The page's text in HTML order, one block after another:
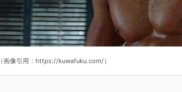
（画像引用：https://kuwafuku.com/）